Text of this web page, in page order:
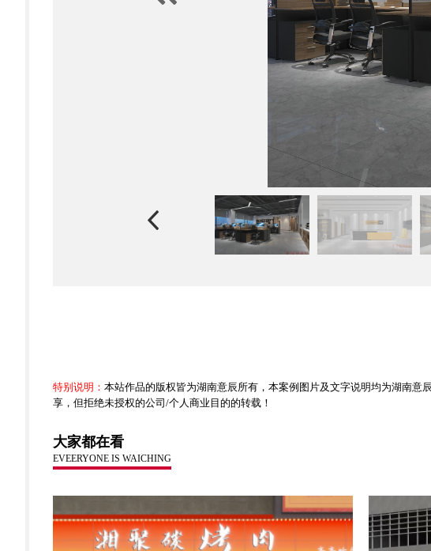
特别说明： 本站作品的版权皆为湖南意辰所有，本案例图片及文字说明均为湖南
享，但拒绝未授权的公司/个人商业目的的转载！
大家都在看
EVEERYONE IS WAICHING